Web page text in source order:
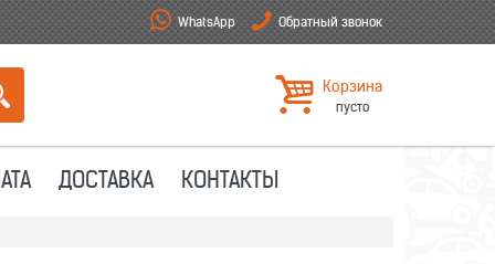
WhatsApp Обратный звонок
Корзина
пусто
ДОСТАВКА КОНТАКТЫ